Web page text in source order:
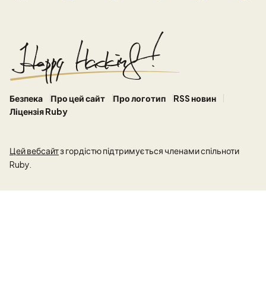
Безпека Про цей сайт Про логотип
RSS новин
Ліцензія Ruby
Цей вебсайтз гордістю підтримується членами спільноти
Ruby.